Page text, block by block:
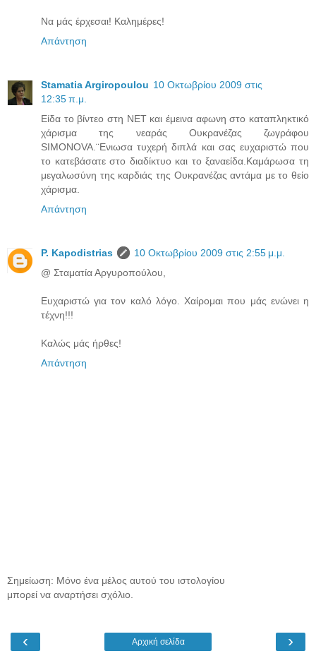
Να μάς έρχεσαι! Καλημέρες!
Απάντηση
Stamatia Argiropoulou 10 Οκτωβρίου 2009 στις
12:35 π.μ.
Είδα το βίντεο στη ΝΕΤ και έμεινα αφωνη στο καταπληκτικό
χάρισμα της νεαράς Ουκρανέζας ζωγράφου
SIMONOVA.¨Ενιωσα τυχερή διπλά και σας ευχαριστώ που
το κατεβάσατε στο διαδίκτυο και το ξαναείδα.Καμάρωσα τη
μεγαλωσύνη της καρδιάς της Ουκρανέζας αντάμα με το θείο
χάρισμα.
Απάντηση
P. Kapodistrias
10 Οκτωβρίου 2009 στις 2:55 μ.μ.
@ Σταματία Αργυροπούλου,
Ευχαριστώ για τον καλό λόγο. Χαίρομαι που μάς ενώνει η
τέχνη!!!
Καλώς μάς ήρθες!
Απάντηση
Σημείωση: Μόνο ένα μέλος αυτού του ιστολογίου
μπορεί να αναρτήσει σχόλιο.
‹ ›
Αρχική σελίδα